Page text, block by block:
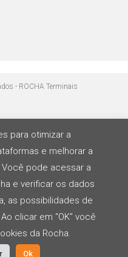
- ROCHA Terminais
para otimizar a
e melhorar a
pode acessar a
e verificar os dados
as possibilidades de
clicar em “OK” você
da Rocha.
Ok